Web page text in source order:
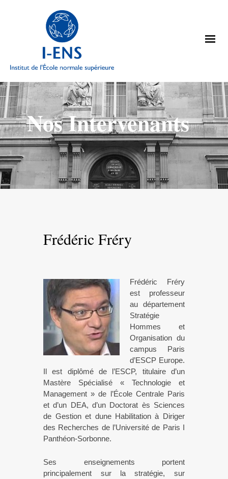
Nos Intervenants
Frédéric Fréry
Frédéric Fréry
est professeur
au département
Stratégie
Hommes et
Organisation du
campus Paris
d’ESCP Europe.
Il est diplômé de l’ESCP, titulaire d’un
Mastère Spécialisé « Technologie et
Management » de l’École Centrale Paris
et d’un DEA, d’un Doctorat ès Sciences
de Gestion et dune Habilitation à Diriger
des Recherches de l’Université de Paris I
Panthéon-Sorbonne.
Ses enseignements portent
principalement sur la stratégie, sur